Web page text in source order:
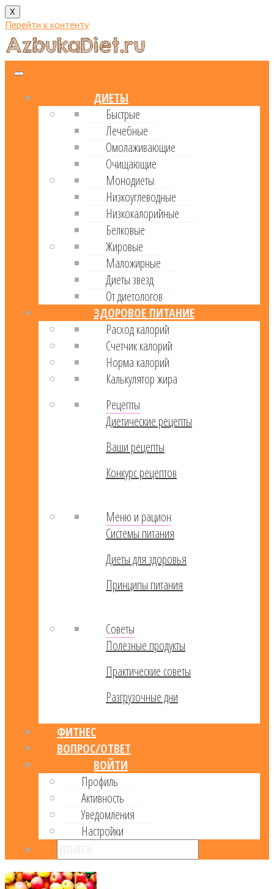
X
Перейти к контенту
ДИЕТЫ
Быстрые
Лечебные
Омолаживающие
Очищающие
Монодиеты
Низкоуглеводные
Низкокалорийные
Белковые
Жировые
Маложирные
Диеты звезд
От диетологов
ЗДОРОВОЕ ПИТАНИЕ
Расход калорий
Cчетчик калорий
Норма калорий
Калькулятор жира
Рецепты
Диетические рецепты
Ваши рецепты
Конкурс рецептов
Меню и рацион
Системы питания
Диеты для здоровья
Принципы питания
Советы
Полезные продукты
Практические советы
Разгрузочные дни
ФИТНЕС
ВОПРОС/ОТВЕТ
ВОЙТИ
Профиль
Активность
Уведомления
Настройки